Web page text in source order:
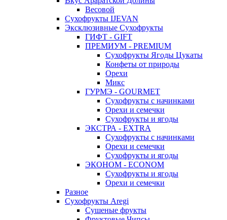
Весовой
Сухофрукты IJEVAN
Эксклюзивные Сухофрукты
ГИФТ - GIFT
ПРЕМИУМ - PREMIUM
Сухофрукты Ягоды Цукаты
Конфеты от природы
Орехи
Микс
ГУРМЭ - GOURMET
Сухофрукты с начинками
Орехи и семечки
Сухофрукты и ягоды
ЭКСТРА - EXTRA
Сухофрукты с начинками
Орехи и семечки
Сухофрукты и ягоды
ЭКОНОМ - ECONOM
Сухофрукты и ягоды
Орехи и семечки
Разное
Сухофрукты Aregi
Сушеные фрукты